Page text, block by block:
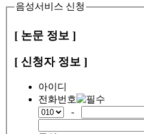
음성서비스 신청
[ 논문 정보 ]
[ 신청자 정보 ]
아이디
전화번호
-